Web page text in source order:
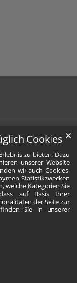
Cookies
zu bieten. Dazu
unserer Website
wir auch Cookies,
Statistikzwecken
welche Kategorien Sie
auf Basis Ihrer
der Seite zur
Sie in unserer
✕
auf
am Center